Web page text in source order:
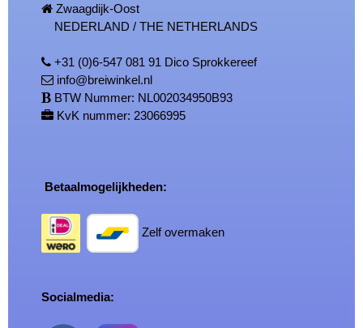
Zwaagdijk-Oost
NEDERLAND / THE NETHERLANDS
+31 (0)6-547 081 91 Dico Sprokkereef
info@breiwinkel.nl
BTW Nummer: NL002034950B93
KvK nummer: 23066995
Betaalmogelijkheden:
Zelf overmaken
Socialmedia: